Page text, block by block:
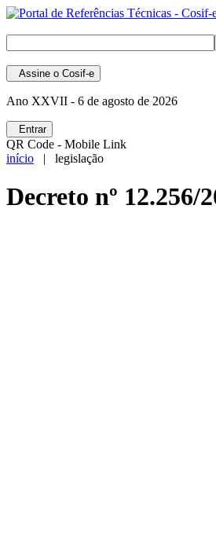
Assine o Cosif-e
Ano XXVII - 6 de agosto de 2026
Entrar
QR Code - Mobile Link
início | legislação
Decreto nº 12.256/